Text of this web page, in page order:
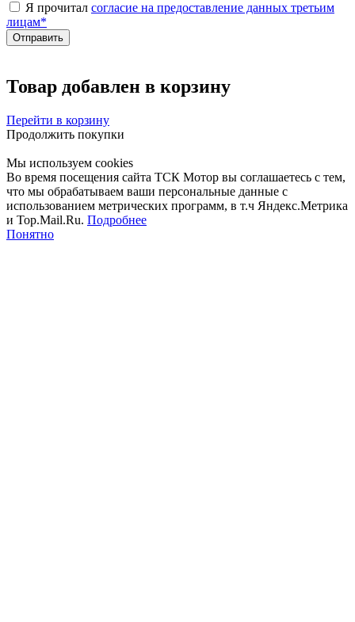
Я прочитал согласие на предоставление данных третьим
лицам*
Товар добавлен в корзину
Перейти в корзину
Продолжить покупки
Мы используем cookies
Во время посещения сайта ТСК Мотор вы соглашаетесь с тем,
что мы обрабатываем ваши персональные данные с
использованием метрических программ, в т.ч Яндекс.Метрика
и Top.Mail.Ru. Подробнее
Понятно